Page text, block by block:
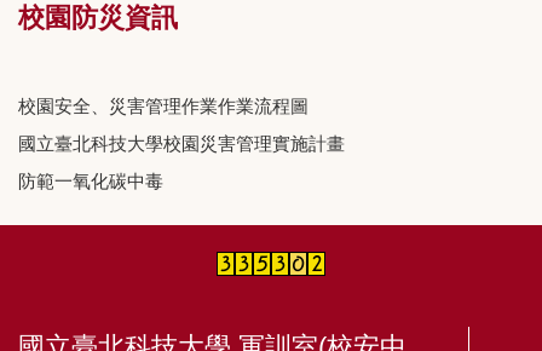
校園防災資訊
校園安全、災害管理作業作業流程圖
國立臺北科技大學校園災害管理實施計畫
防範一氧化碳中毒